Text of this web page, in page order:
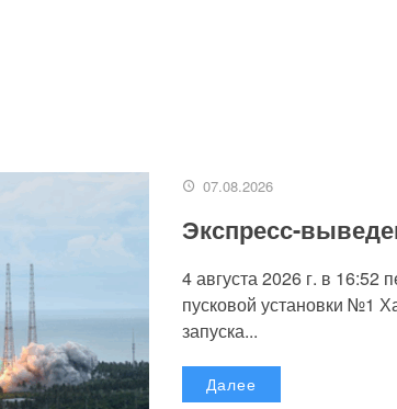
07.08.2026
Экспресс-
4 августа 2026 г. в 16:52
пусковой установки №1
запуска...
Далее